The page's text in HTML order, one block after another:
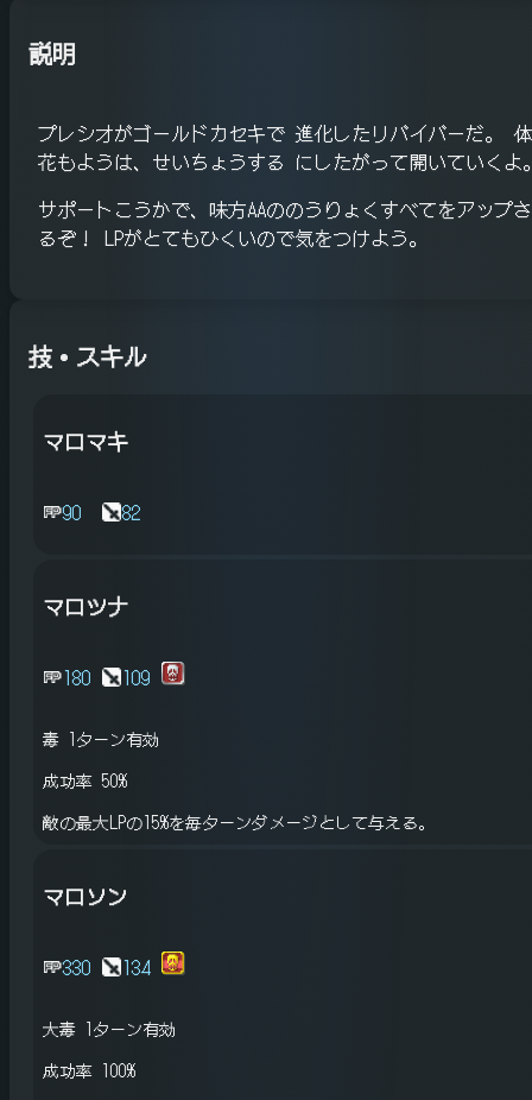
説明
プレシオがゴールドカセキで 進化したリバイバーだ。
花もようは、せいちょうする にしたがって開いていくよ
サポートこうかで、味方AAののうりょくすべてをアップ
るぞ！ LPがとてもひくいので気をつけよう。
技・スキル
マロマキ
90 82
マロツナ
180 109
毒 1ターン有効
成功率 50%
敵の最大LPの15%を毎ターンダメージとして与える。
マロソン
330 134
大毒 1ターン有効
成功率 100%